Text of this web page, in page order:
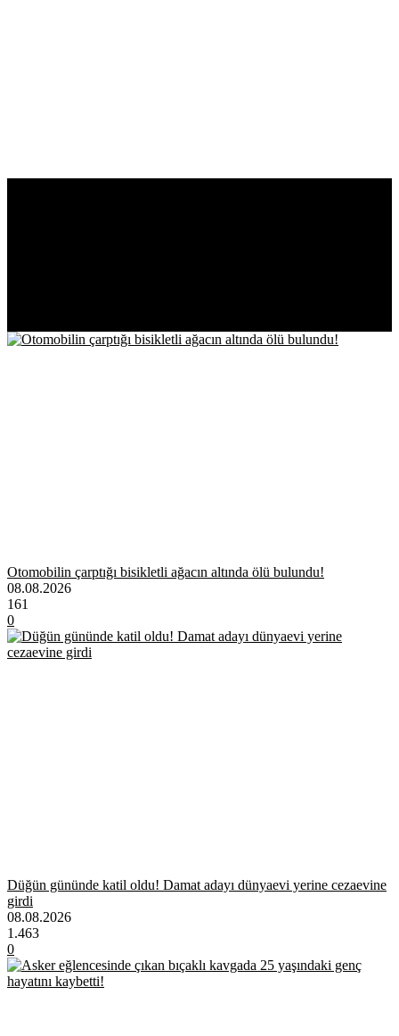
Otomobilin çarptığı bisikletli ağacın altında ölü bulundu!
08.08.2026
161
0
Düğün gününde katil oldu! Damat adayı dünyaevi yerine cezaevine
girdi
08.08.2026
1.463
0